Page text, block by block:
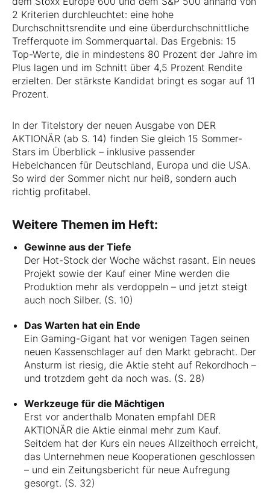
2 Kriterien durchleuchtet: eine hohe
Durchschnittsrendite und eine überdurchschnittliche
Trefferquote im Sommerquartal. Das Ergebnis: 15
Top-Werte, die in mindestens 80 Prozent der Jahre im
Plus lagen und im Schnitt über 4,5 Prozent Rendite
erzielten. Der stärkste Kandidat bringt es sogar auf 11
Prozent.
In der Titelstory der neuen Ausgabe von DER
AKTIONÄR (ab S. 14) finden Sie gleich 15 Sommer-
Stars im Überblick – inklusive passender
Hebelchancen für Deutschland, Europa und die USA.
So wird der Sommer nicht nur heiß, sondern auch
richtig profitabel.
Weitere Themen im Heft:
Gewinne aus der Tiefe
Der Hot-Stock der Woche wächst rasant. Ein neues
Projekt sowie der Kauf einer Mine werden die
Produktion mehr als verdoppeln – und jetzt steigt
auch noch Silber. (S. 10)
Das Warten hat ein Ende
Ein Gaming-Gigant hat vor wenigen Tagen seinen
neuen Kassenschlager auf den Markt gebracht. Der
Ansturm ist riesig, die Aktie steht auf Rekordhoch –
und trotzdem geht da noch was. (S. 28)
Werkzeuge für die Mächtigen
Erst vor anderthalb Monaten empfahl DER
AKTIONÄR die Aktie einmal mehr zum Kauf.
Seitdem hat der Kurs ein neues Allzeithoch erreicht,
das Unternehmen neue Kooperationen geschlossen
– und ein Zeitungsbericht für neue Aufregung
gesorgt. (S. 32)